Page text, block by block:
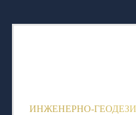
ИНЖЕНЕРНО-